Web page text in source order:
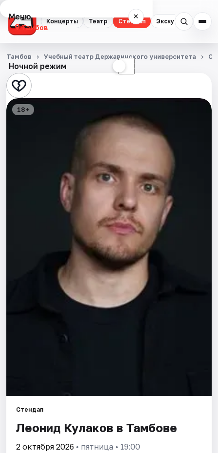
Концерты Театр Стендап Экскурсии
Меню ×
Тамбов
Концерты
Театр
Стендап
Ночной режим ☾
Тамбов Учебный театр Державинского университета
18+
Стендап
Леонид Кулаков в Тамбове
2 октября 2026 • пятница • 19:00